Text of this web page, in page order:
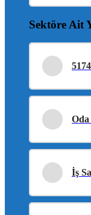
Sektöre Ait
İş